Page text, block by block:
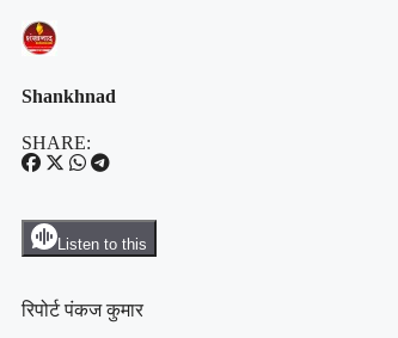
Shankhnad
SHARE:
Listen to this
रिपोर्ट पंकज कुमार